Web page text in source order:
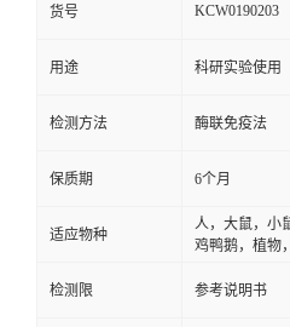
货号 KCW0190203
用途 科研实验使用
检测方法 酶联免疫法
保质期 6个月
适应物种
人，大鼠，小
鸡鸭鹅，植物
检测限 参考说明书